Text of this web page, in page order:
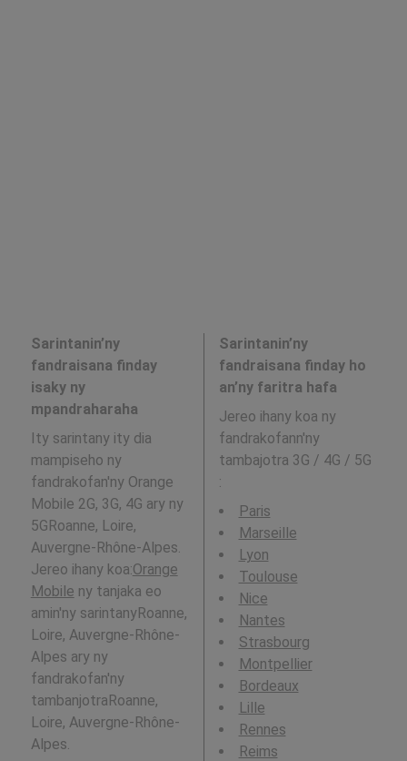
Sarintanin’ny
fandraisana finday
isaky ny
mpandraharaha
Ity sarintany ity dia
mampiseho ny
fandrakofan'ny Orange
Mobile 2G, 3G, 4G ary ny
5GRoanne, Loire,
Auvergne-Rhône-Alpes.
Jereo ihany koa:Orange
Mobile ny tanjaka eo
amin'ny sarintanyRoanne,
Loire, Auvergne-Rhône-
Alpes ary ny
fandrakofan'ny
tambanjotraRoanne,
Loire, Auvergne-Rhône-
Alpes.
Sarintanin’ny
fandraisana finday ho
an’ny faritra hafa
Jereo ihany koa ny
fandrakofann'ny
tambajotra 3G / 4G / 5G
:
Paris
Marseille
Lyon
Toulouse
Nice
Nantes
Strasbourg
Montpellier
Bordeaux
Lille
Rennes
Reims